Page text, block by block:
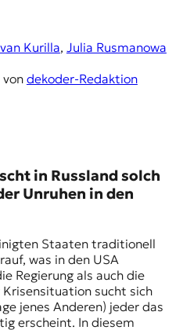
Kurilla, Julia Rusmanowa
von dekoder-Redaktion
in Russland solch
Unruhen in den
Staaten traditionell
was in den USA
Regierung als auch die
sucht sich
jenes Anderen) jeder das
erscheint. In diesem